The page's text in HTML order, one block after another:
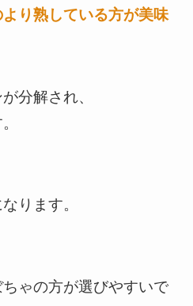
り熟している方が美味
分解され、
ります。
ゃの方が選びやすいで